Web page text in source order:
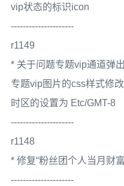
vip状态的标识icon
---------------------
r1149
* 关于问题专题vip通道弹
专题vip图片的css样式修
时区的设置为 Etc/GMT-8
---------------------
r1148
* 修复“粉丝团个人当月财
---------------------